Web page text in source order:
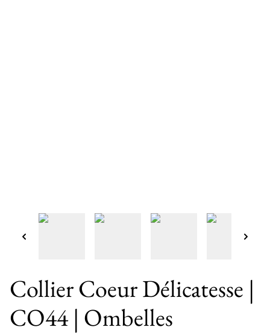
Collier Coeur Délicatesse |
CO44 | Ombelles